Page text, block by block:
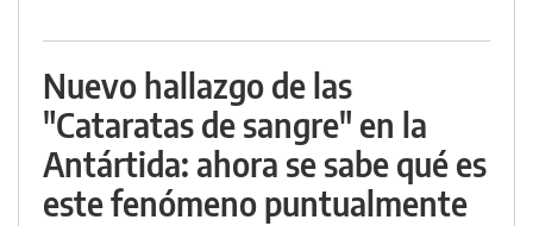
Nuevo hallazgo de las
"Cataratas de sangre" en la
Antártida: ahora se sabe qué es
este fenómeno puntualmente